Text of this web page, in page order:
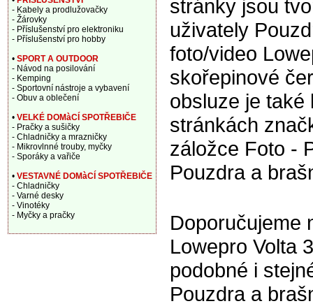
stránky jsou
uživately
foto/video
skořepinové
obsluze je také
stránkách
záložce Foto -
Pouzdra a
Doporučujeme
Lowepro Volta
podobné i
Pouzdra a
- Kabely a prodlužovačky
- Žárovky
- Příslušenství pro elektroniku
- Příslušenství pro hobby
• SPORT A OUTDOOR
- Návod na posilování
- Kemping
- Sportovní nástroje a vybavení
- Obuv a oblečení
• VELKÉ DOMàCÍ SPOTŘEBIČE
- Pračky a sušičky
- Chladničky a mrazničky
- Mikrovlnné trouby, myčky
- Sporáky a vařiče
• VESTAVNÉ DOMàCÍ SPOTŘEBIČE
- Chladničky
- Varné desky
- Vinotéky
- Myčky a pračky